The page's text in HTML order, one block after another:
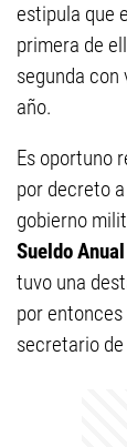
estipula que
primera de
segunda
año.
Es oportuno
por decreto
gobierno
Sueldo
tuvo una
por
secretario